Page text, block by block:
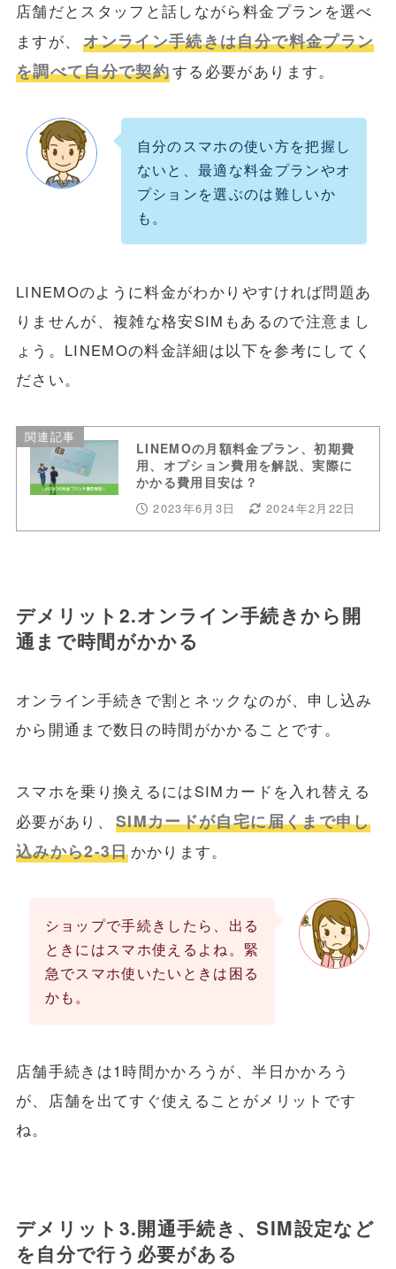
店舗だとスタッフと話しながら料金プランを選べ
ますが、
オンライン手続きは自分で料金プラン
を調べて自分で契約する必要があります。
自分のスマホの使い方を把握し
ないと、最適な料金プランやオ
プションを選ぶのは難しいか
も。
LINEMOのように料金がわかりやすければ問題あ
りませんが、複雑な格安SIMもあるので注意まし
ょう。LINEMOの料金詳細は以下を参考にしてく
ださい。
関連記事
LINEMOの月額料金プラン、初期費
用、オプション費用を解説、実際に
かかる費用目安は？
2023年6月3日 2024年2月22日
デメリット2.オンライン手続きから開
通まで時間がかかる
オンライン手続きで割とネックなのが、申し込み
から開通まで数日の時間がかかることです。
スマホを乗り換えるにはSIMカードを入れ替える
必要があり、
SIMカードが自宅に届くまで申し
込みから2-3日かかります。
ショップで手続きしたら、出る
ときにはスマホ使えるよね。緊
急でスマホ使いたいときは困る
かも。
店舗手続きは1時間かかろうが、半日かかろう
が、店舗を出てすぐ使えることがメリットです
ね。
デメリット3.開通手続き、SIM設定など
を自分で行う必要がある